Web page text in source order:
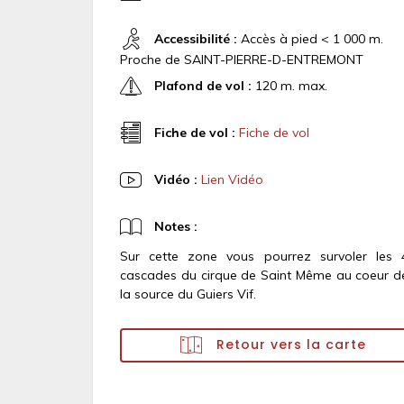
Accessibilité : Accès à pied < 1 000 m.
Proche de SAINT-PIERRE-D-ENTREMONT
Plafond de vol : 120 m. max.
Fiche de vol : Fiche de vol
Vidéo : Lien Vidéo
Notes :
Sur cette zone vous pourrez survoler les
cascades du cirque de Saint Même au coeur
la source du Guiers Vif.
Retour vers la carte